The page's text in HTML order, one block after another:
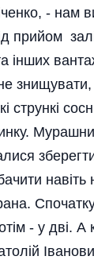
- нам
прийом
інших
стрункі
навіть
- у дві. А